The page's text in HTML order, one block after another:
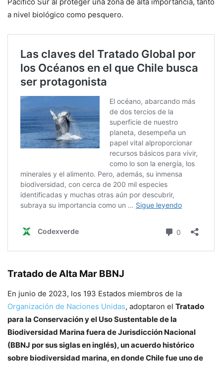
a nivel biológico como pesquero.
Tratado de Alta Mar BBNJ
En junio de 2023, los 193 Estados miembros de la
Organización de Naciones Unidas, adoptaron el Tratado
para la Conservación y el Uso Sustentable de la
Biodiversidad Marina fuera de Jurisdicción Nacional
(BBNJ por sus siglas en inglés), un acuerdo histórico
sobre biodiversidad marina, en donde Chile fue uno de